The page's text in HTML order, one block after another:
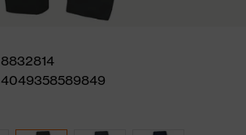
8832814
4049358589849